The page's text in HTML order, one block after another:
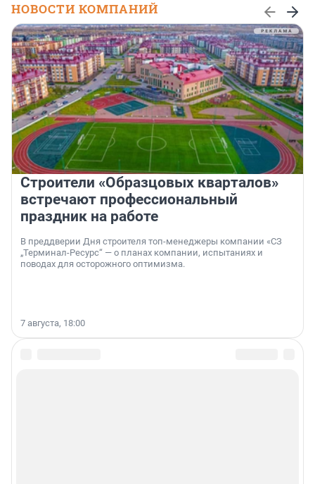
НОВОСТИ КОМПАНИЙ
Строители «Образцовых кварталов»
встречают профессиональный
праздник на работе
В преддверии Дня строителя топ-менеджеры компании «СЗ
„Терминал-Ресурс“ — о планах компании, испытаниях и
поводах для осторожного оптимизма.
7 августа, 18:00